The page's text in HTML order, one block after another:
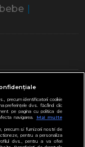
|
plange
nevoi speciale
precum identificatorii cookie
preferințele dvs. făcând clic
pe pagina cu politica de
navigarea.
Mai multe
precum si furnizorii nostri de
pentru a personaliza
dvs., pentru a va oferi